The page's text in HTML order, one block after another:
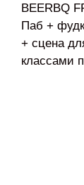
BEERBQ
Паб +
+ сцена
классами